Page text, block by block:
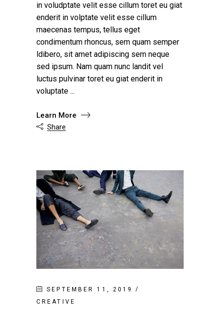
in voludptate velit esse cillum toret eu giat
enderit in volptate velit esse cillum
maecenas tempus, tellus eget
condimentum rhoncus, sem quam semper
ldibero, sit amet adipiscing sem neque
sed ipsum. Nam quam nunc landit vel
luctus pulvinar toret eu giat enderit in
voluptate
Learn More
 Share
SEPTEMBER 11, 2019
CREATIVE